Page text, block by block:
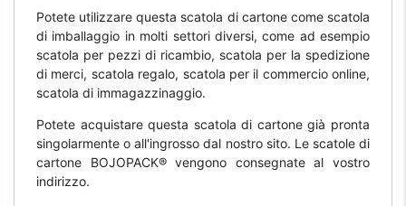
Potete utilizzare questa scatola di cartone come scatola
di imballaggio in molti settori diversi, come ad esempio
scatola per pezzi di ricambio, scatola per la spedizione
di merci, scatola regalo, scatola per il commercio online,
scatola di immagazzinaggio.
Potete acquistare questa scatola di cartone già pronta
singolarmente o all'ingrosso dal nostro sito. Le scatole di
cartone BOJOPACK® vengono consegnate al vostro
indirizzo.